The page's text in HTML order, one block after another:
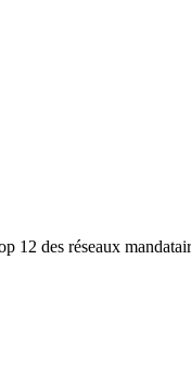
12 des réseaux